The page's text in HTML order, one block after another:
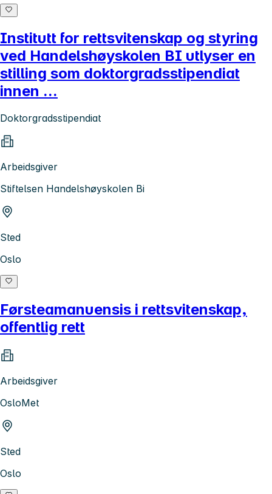
Institutt for rettsvitenskap og styring
ved Handelshøyskolen BI utlyser en
stilling som doktorgradsstipendiat
innen ...
Doktorgradsstipendiat
Arbeidsgiver
Stiftelsen Handelshøyskolen Bi
Sted
Oslo
Førsteamanuensis i rettsvitenskap,
offentlig rett
Arbeidsgiver
OsloMet
Sted
Oslo